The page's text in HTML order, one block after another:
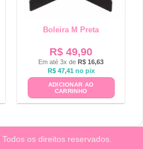
Boleira M Preta
R$ 49,90
Em até 3x de R$ 16,63
R$47,41 no pix
ADICIONAR AO
CARRINHO
os direitos reservados.